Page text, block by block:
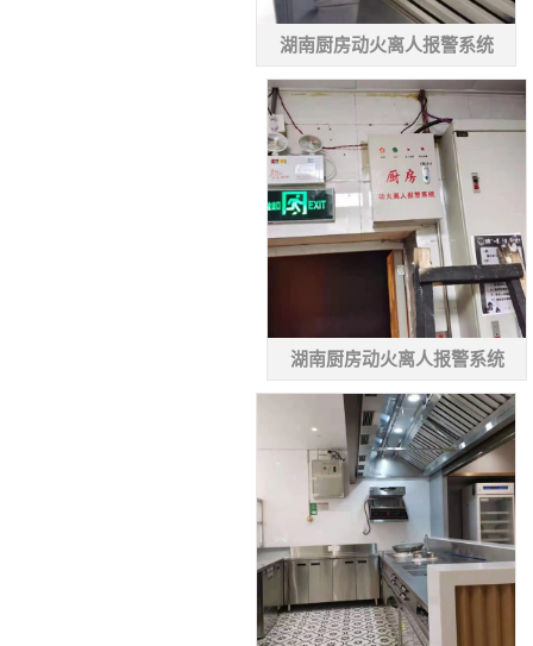
湖南厨房动火离人报警系统
湖南厨房动火离人报警系统
点击复制微信号